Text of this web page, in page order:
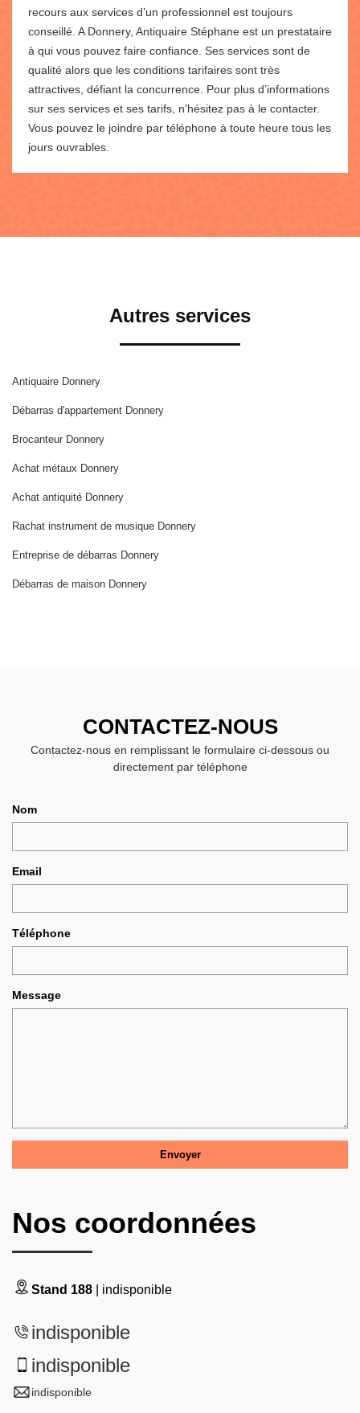
recours aux services d’un professionnel est toujours
conseillé. A Donnery, Antiquaire Stéphane est un prestataire
à qui vous pouvez faire confiance. Ses services sont de
qualité alors que les conditions tarifaires sont très
attractives, défiant la concurrence. Pour plus d’informations
sur ses services et ses tarifs, n’hésitez pas à le contacter.
Vous pouvez le joindre par téléphone à toute heure tous les
jours ouvrables.
Autres services
Antiquaire Donnery
Débarras d'appartement Donnery
Brocanteur Donnery
Achat métaux Donnery
Achat antiquité Donnery
Rachat instrument de musique Donnery
Entreprise de débarras Donnery
Débarras de maison Donnery
CONTACTEZ-NOUS
Contactez-nous en remplissant le formulaire ci-dessous ou
directement par téléphone
Nom
Email
Téléphone
Message
Nos coordonnées
Stand 188 | indisponible
indisponible
indisponible
indisponible